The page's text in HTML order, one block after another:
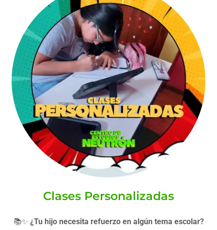
Clases Personalizadas
📚✨ ¿Tu hijo necesita refuerzo en algún tema escolar?